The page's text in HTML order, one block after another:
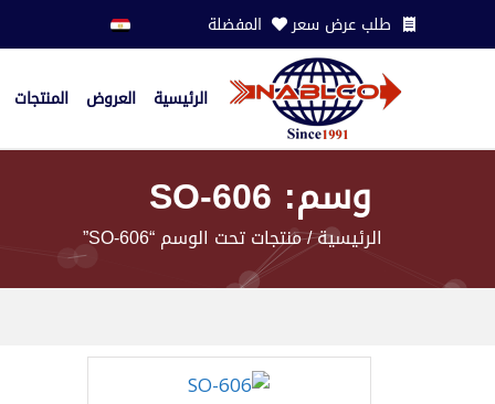
طلب عرض سعر المفضلة
الرئيسية العروض المنتجات
وسم: SO-606
الرئيسية/ منتجات تحت الوسم “SO-606”